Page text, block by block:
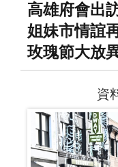
高雄府會出
姐妹市情誼
玫瑰節大放
資